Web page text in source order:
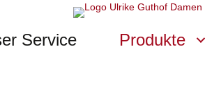
Service Produkte